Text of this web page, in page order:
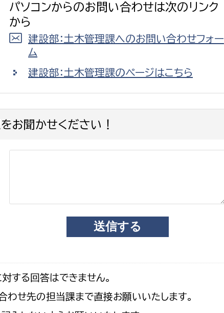
パソコンからのお問い合わせは次のリンク
から
建設部：土木管理課へのお問い合わせフォー
ム
建設部：土木管理課のページはこちら
お聞かせください！
する回答はできません。
わせ先の担当課まで直接お願いいたします。